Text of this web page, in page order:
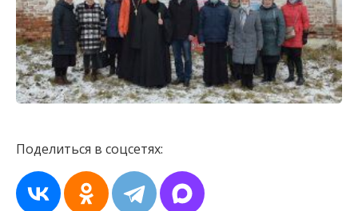
Поделиться в соцсетях: